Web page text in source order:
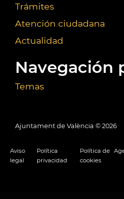
Trámites
Atención ciudadana
Actualidad
Navegación
Temas
Ajuntament de València © 2026
Aviso
legal
Política
privacidad
Política de
cookies